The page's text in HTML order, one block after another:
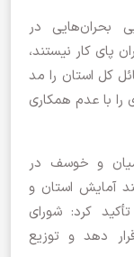
بحران‌هایی در
پای کار نیستند،
کل استان را مد
را با عدم همکاری
و خوسف در
آمایش استان و
کرد: شورای
دهد و توزیع